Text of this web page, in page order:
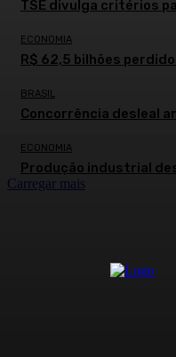
TSE divulga critérios
ECONOMIA
R$ 62,5 bilhões
BRASIL
Concorrência desleal
ECONOMIA
Produção industrial
Carregar mais